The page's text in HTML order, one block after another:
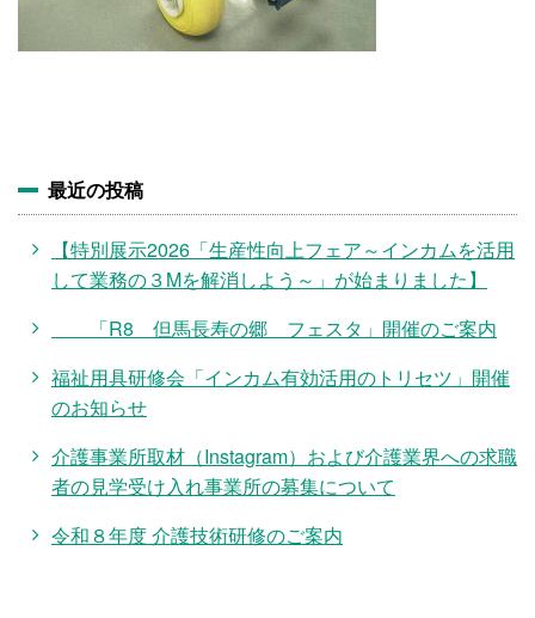
最近の投稿
【特別展示2026「生産性向上フェア～インカムを活用
して業務の３Mを解消しよう～」が始まりました】
「R8 但馬長寿の郷 フェスタ」開催のご案内
福祉用具研修会「インカム有効活用のトリセツ」開催
のお知らせ
介護事業所取材（Instagram）および介護業界への求職
者の見学受け入れ事業所の募集について
令和８年度 介護技術研修のご案内